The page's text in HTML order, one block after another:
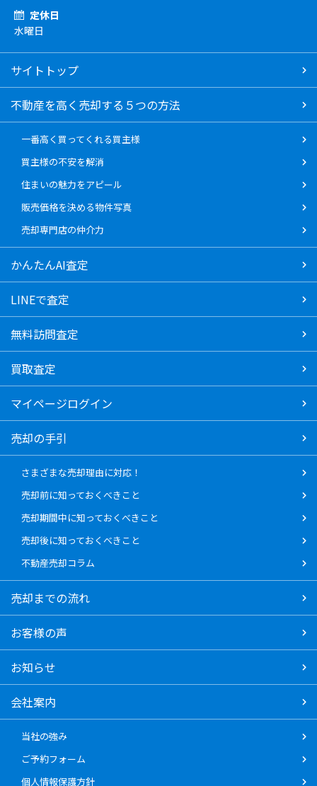
定休日
水曜日
サイトトップ
不動産を高く売却する５つの方法
一番高く買ってくれる買主様
買主様の不安を解消
住まいの魅力をアピール
販売価格を決める物件写真
売却専門店の仲介力
かんたんAI査定
LINEで査定
無料訪問査定
買取査定
マイページログイン
売却の手引
さまざまな売却理由に対応！
売却前に知っておくべきこと
売却期間中に知っておくべきこと
売却後に知っておくべきこと
不動産売却コラム
売却までの流れ
お客様の声
お知らせ
会社案内
当社の強み
ご予約フォーム
個人情報保護方針